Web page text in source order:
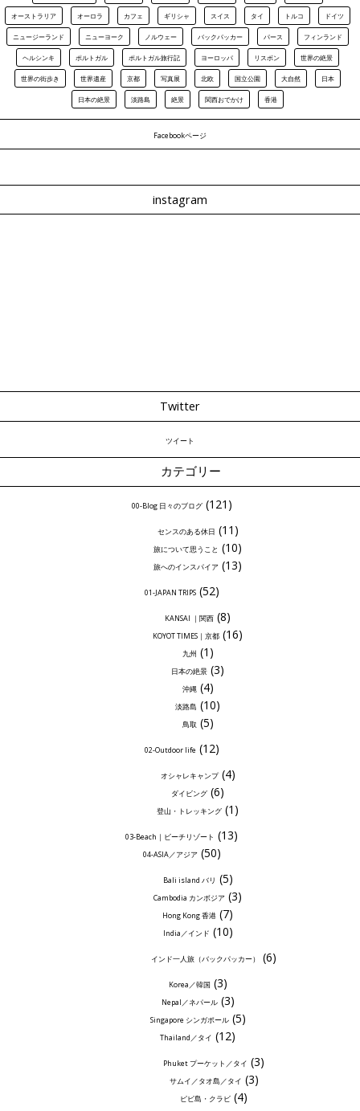
オーストラリア オーロラ カフェ ギリシャ スイス タイ トルコ ドイツ
ニュージーランド ニューヨーク ノルウェー バックパッカー パース フィンランド
ヘルシンキ ポルトガル ポルトガル旅行記 ヨーロッパ リスボン 世界の絶景
世界の街歩き 世界遺産 京都 写真展 北欧 国立公園 大自然 日本
日本の絶景 淡路島 絶景 関西おでかけ 香港
Facebookページ
instagram
Twitter
ツイート
カテゴリー
00-Blog 日々のブログ(121)
センスのある休日 (11)
旅について思うこと (10)
旅へのインスパイア (13)
01-JAPAN TRIPS(52)
KANSAI ｜関西 (8)
KOYOT TIMES｜京都 (16)
九州 (1)
日本の絶景 (3)
沖縄(4)
淡路島 (10)
鳥取 (5)
02-Outdoor life(12)
オシャレキャンプ(4)
ダイビング (6)
登山・トレッキング (1)
03-Beach｜ビーチリゾート (13)
04-ASIA／アジア(50)
Bali island バリ (5)
Cambodia カンボジア (3)
Hong Kong 香港 (7)
India／インド (10)
インド一人旅（バックパッカー） (6)
Korea／韓国 (3)
Nepal／ネパール(3)
Singapore シンガポール(5)
Thailand／タイ (12)
Phuket プーケット／タイ (3)
サムイ／タオ島／タイ (3)
ピピ島・クラビ (4)